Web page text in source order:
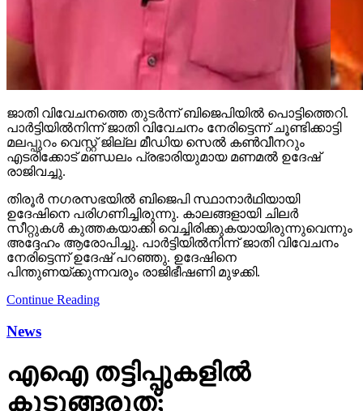
ജാതി വിവേചനത്തെ തുടര്‍ന്ന് ബിജെപിയില്‍ പൊട്ടിത്തെറി.
പാര്‍ട്ടിയില്‍നിന്ന് ജാതി വിവേചനം നേരിട്ടെന്ന് ചൂണ്ടിക്കാട്ടി
മലപ്പുറം വെസ്റ്റ് ജില്ല മീഡിയ സെല്‍ കണ്‍വീനറും
എടരിക്കോട് മണ്ഡലം പ്രഭാരിയുമായ മണമല്‍ ഉദേഷ്
രാജിവച്ചു.
തിരൂര്‍ നഗരസഭയില്‍ ബിജെപി സ്ഥാനാര്‍ഥിയായി
ഉദേഷിനെ പരിഗണിച്ചിരുന്നു. കാലങ്ങളായി ചിലര്‍
സീറ്റുകള്‍ കുത്തകയാക്കി വെച്ചിരിക്കുകയായിരുന്നുവെന്നും
അദ്ദേഹം ആരോപിച്ചു. പാര്‍ട്ടിയില്‍നിന്ന് ജാതി വിവേചനം
നേരിട്ടെന്ന് ഉദേഷ് പറഞ്ഞു. ഉദേഷിനെ
പിന്തുണയ്ക്കുന്നവരും രാജിഭീഷണി മുഴക്കി.
Continue Reading
News
എഐ തട്ടിപ്പുകളില്‍
കുടുങ്ങരുത്;